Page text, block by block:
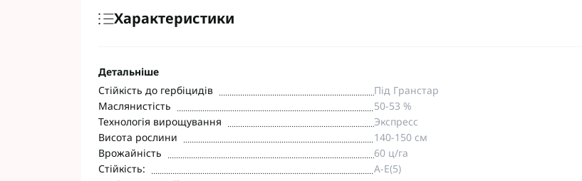
Характеристики
Детальніше
Стійкість до гербіцидів
Під Гранстар
Маслянистість
50-53 %
Технологія вирощування
Экспресс
Висота рослини
140-150 см
Врожайність
60 ц/га
Стійкість:
A-E(5)